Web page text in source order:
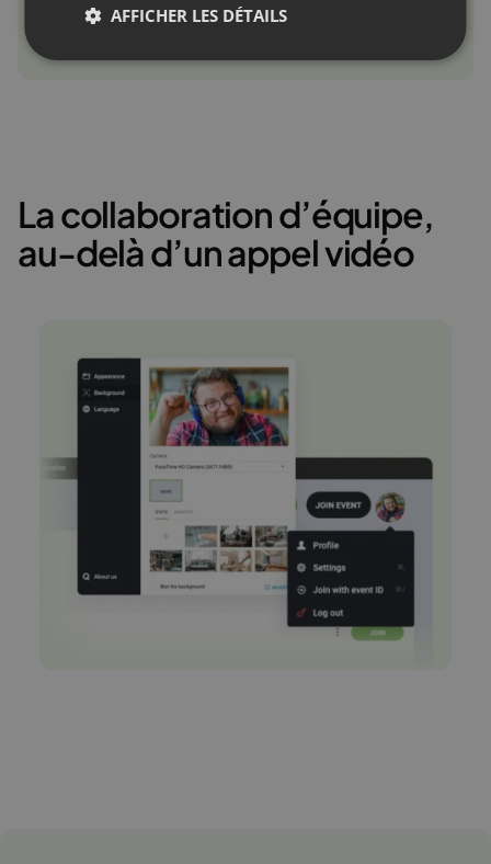
La collaboration d’équipe,
au-delà d’un appel vidéo
AFFICHER LES DÉTAILS